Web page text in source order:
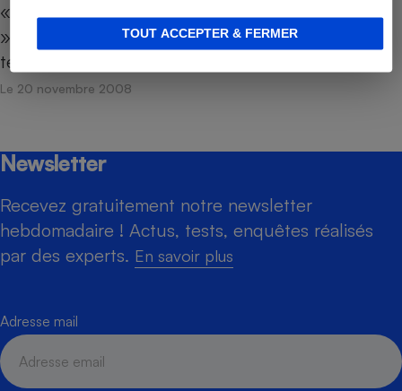
TOUT ACCEPTER & FERMER
« Soin du linge », « Prêt-à-porter », « Dressman
», « Driron »... Les fabricants de fers à repasser
tentent de nouveaux…
Le 20 novembre 2008
Newsletter
Recevez gratuitement notre newsletter
hebdomadaire ! Actus, tests, enquêtes réalisés
par des experts. En savoir plus
Adresse mail